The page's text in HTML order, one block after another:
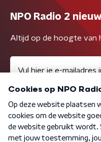
NPO Radio 2
Altijd op de hoogte van
Algemene voorwaarden